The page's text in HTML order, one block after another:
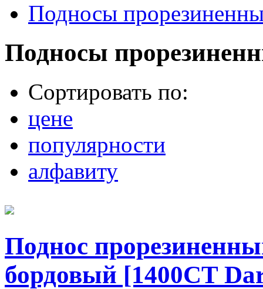
Подносы
Подносы
Сортировать по:
цене
популярности
алфавиту
Поднос
бордовый [1400CT